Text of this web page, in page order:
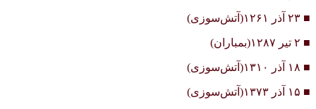
■ ۲۳ آذر ۱۲۶۱(آتش‌سوزی)
■ ۲ تیر ۱۲۸۷(بمباران)
■ ۱۸ آذر ۱۳۱۰(آتش‌سوزی)
■ ۱۵ آذر ۱۳۷۳(آتش‌سوزی)